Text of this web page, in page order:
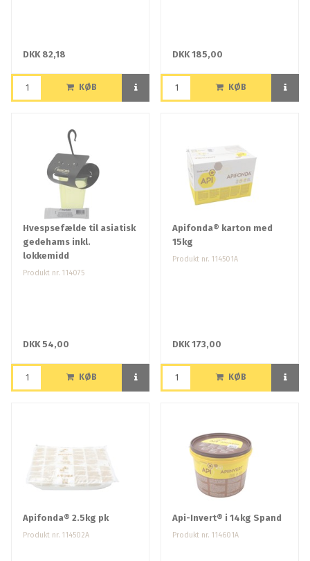
DKK 82,18
KØB
DKK 185,00
KØB
Hvespsefælde til asiatisk
gedehams inkl.
lokkemidd
Produkt nr. 114075
DKK 54,00
KØB
Apifonda® karton med
15kg
Produkt nr. 114501A
DKK 173,00
KØB
Apifonda® 2.5kg pk
Produkt nr. 114502A
Api-Invert® i 14kg Spand
Produkt nr. 114601A